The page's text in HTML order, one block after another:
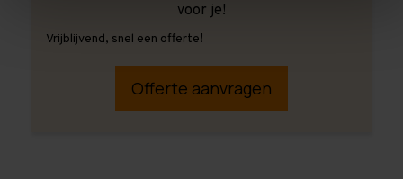
voor je!
Vrijblijvend, snel een offerte!
Offerte aanvragen